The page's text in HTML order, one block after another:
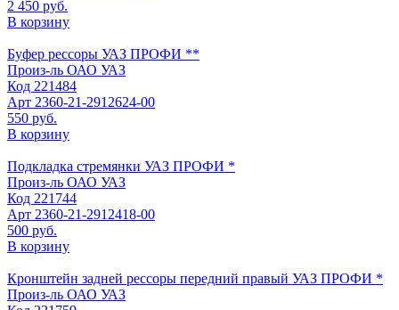
2 450 руб.
В корзину
Буфер рессоры УАЗ ПРОФИ **
Произ-ль ОАО УАЗ
Код 221484
Арт 2360-21-2912624-00
550 руб.
В корзину
Подкладка стремянки УАЗ ПРОФИ *
Произ-ль ОАО УАЗ
Код 221744
Арт 2360-21-2912418-00
500 руб.
В корзину
Кронштейн задней рессоры передний правый УАЗ ПРОФИ *
Произ-ль ОАО УАЗ